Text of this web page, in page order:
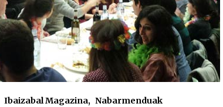
Ibaizabal Magazina, Nabarmenduak